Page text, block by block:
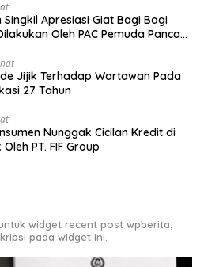
Singkil Apresiasi Giat Bagi Bagi
Oleh PAC Pemuda Panca
Singkil
Jijik Terhadap Wartawan Pada
27 Tahun
Nunggak Cicilan Kredit di
PT. FIF Group
widget recent post wpberita,
pada widget ini.